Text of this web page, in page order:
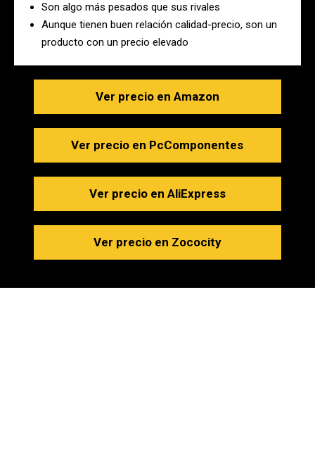
Son algo más pesados que sus rivales
Aunque tienen buen relación calidad-precio, son un
producto con un precio elevado
Ver precio en Amazon
Ver precio en PcComponentes
Ver precio en AliExpress
Ver precio en Zococity